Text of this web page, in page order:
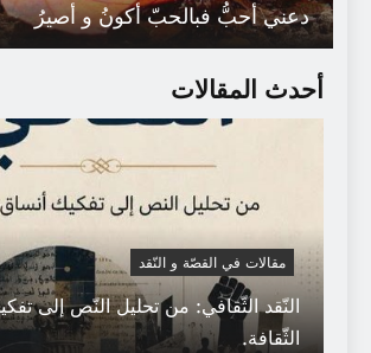
أحدث المقالات
مقالات في القصّة و النّقد
النّقد الثّقافي: من تحليل النّص إلى
الثّقافة.
دعني أحبُّ فبالحبّ أكونُ و أصيرُ